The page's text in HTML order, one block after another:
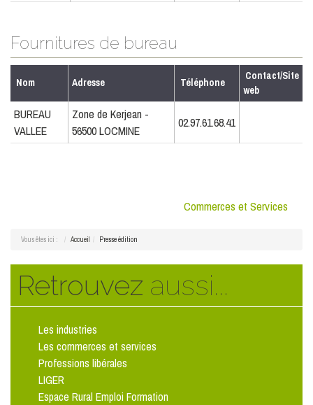
Fournitures de bureau
Nom Adresse Téléphone
Contact/Site
web
BUREAU
VALLEE
Zone de Kerjean -
56500 LOCMINE
02.97.61.68.41
Commerces et Services
Vous êtes ici : Accueil Presse édition
Retrouvez aussi...
Les industries
Les commerces et services
Professions libérales
LIGER
Espace Rural Emploi Formation